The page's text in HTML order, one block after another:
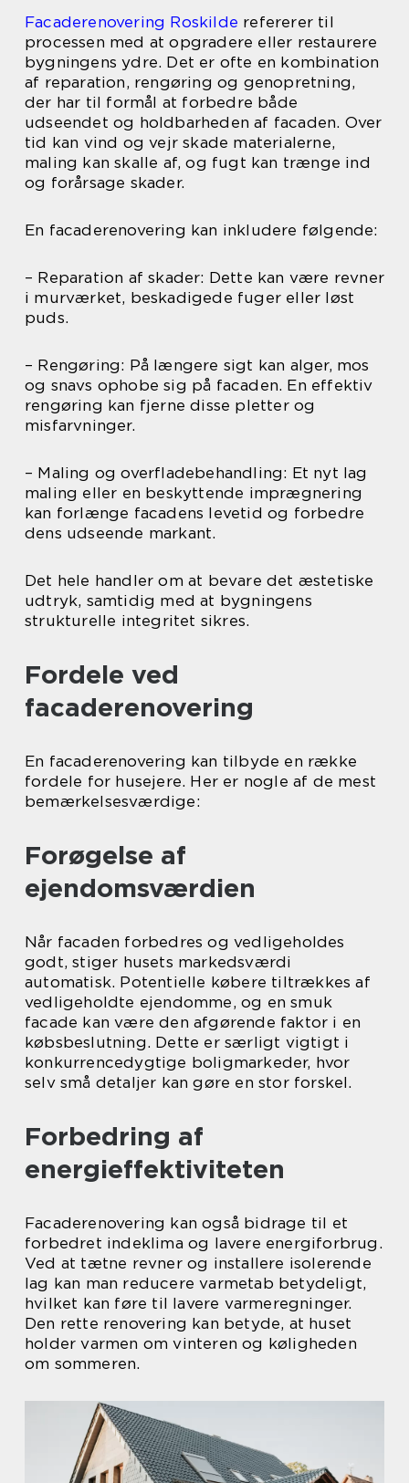
Facaderenovering Roskilde refererer til
processen med at opgradere eller restaurere
bygningens ydre. Det er ofte en kombination
af reparation, rengøring og genopretning,
der har til formål at forbedre både
udseendet og holdbarheden af facaden. Over
tid kan vind og vejr skade materialerne,
maling kan skalle af, og fugt kan trænge ind
og forårsage skader.
En facaderenovering kan inkludere følgende:
– Reparation af skader: Dette kan være revner
i murværket, beskadigede fuger eller løst
puds.
– Rengøring: På længere sigt kan alger, mos
og snavs ophobe sig på facaden. En effektiv
rengøring kan fjerne disse pletter og
misfarvninger.
– Maling og overfladebehandling: Et nyt lag
maling eller en beskyttende imprægnering
kan forlænge facadens levetid og forbedre
dens udseende markant.
Det hele handler om at bevare det æstetiske
udtryk, samtidig med at bygningens
strukturelle integritet sikres.
Fordele ved
facaderenovering
En facaderenovering kan tilbyde en række
fordele for husejere. Her er nogle af de mest
bemærkelsesværdige:
Forøgelse af
ejendomsværdien
Når facaden forbedres og vedligeholdes
godt, stiger husets markedsværdi
automatisk. Potentielle købere tiltrækkes af
vedligeholdte ejendomme, og en smuk
facade kan være den afgørende faktor i en
købsbeslutning. Dette er særligt vigtigt i
konkurrencedygtige boligmarkeder, hvor
selv små detaljer kan gøre en stor forskel.
Forbedring af
energieffektiviteten
Facaderenovering kan også bidrage til et
forbedret indeklima og lavere energiforbrug.
Ved at tætne revner og installere isolerende
lag kan man reducere varmetab betydeligt,
hvilket kan føre til lavere varmeregninger.
Den rette renovering kan betyde, at huset
holder varmen om vinteren og køligheden
om sommeren.